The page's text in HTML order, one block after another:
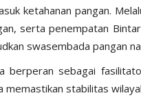
ketahanan pangan.
serta penempatan
swasembada pangan
berperan sebagai
memastikan stabilitas